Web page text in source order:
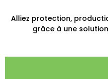
Alliez protection,
grâce à une